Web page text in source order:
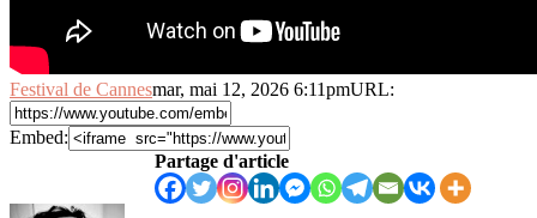
Festival de Cannesmar, mai 12, 2026 6:11pmURL:
Embed:
Partage d'article